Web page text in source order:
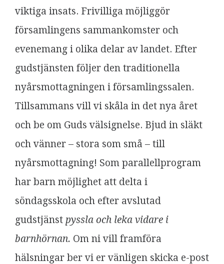
viktiga insats. Frivilliga möjliggör
församlingens sammankomster och
evenemang i olika delar av landet. Efter
gudstjänsten följer den traditionella
nyårsmottagningen i församlingssalen.
Tillsammans vill vi skåla in det nya året
och be om Guds välsignelse. Bjud in släkt
och vänner – stora som små – till
nyårsmottagning! Som parallellprogram
har barn möjlighet att delta i
söndagsskola och efter avslutad
gudstjänst pyssla och leka vidare i
barnhörnan. Om ni vill framföra
hälsningar ber vi er vänligen skicka e-post